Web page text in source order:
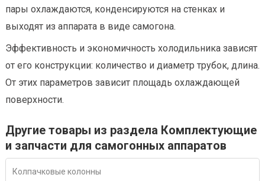
пары охлаждаются, конденсируются на стенках и
выходят из аппарата в виде самогона.
Эффективность и экономичность холодильника зависят
от его конструкции: количество и диаметр трубок, длина.
От этих параметров зависит площадь охлаждающей
поверхности.
Другие товары из раздела Комплектующие
и запчасти для самогонных аппаратов
Колпачковые колонны